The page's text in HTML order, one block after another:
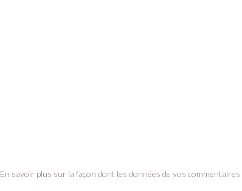
En savoir plus sur la façon dont les données de vos commentaires